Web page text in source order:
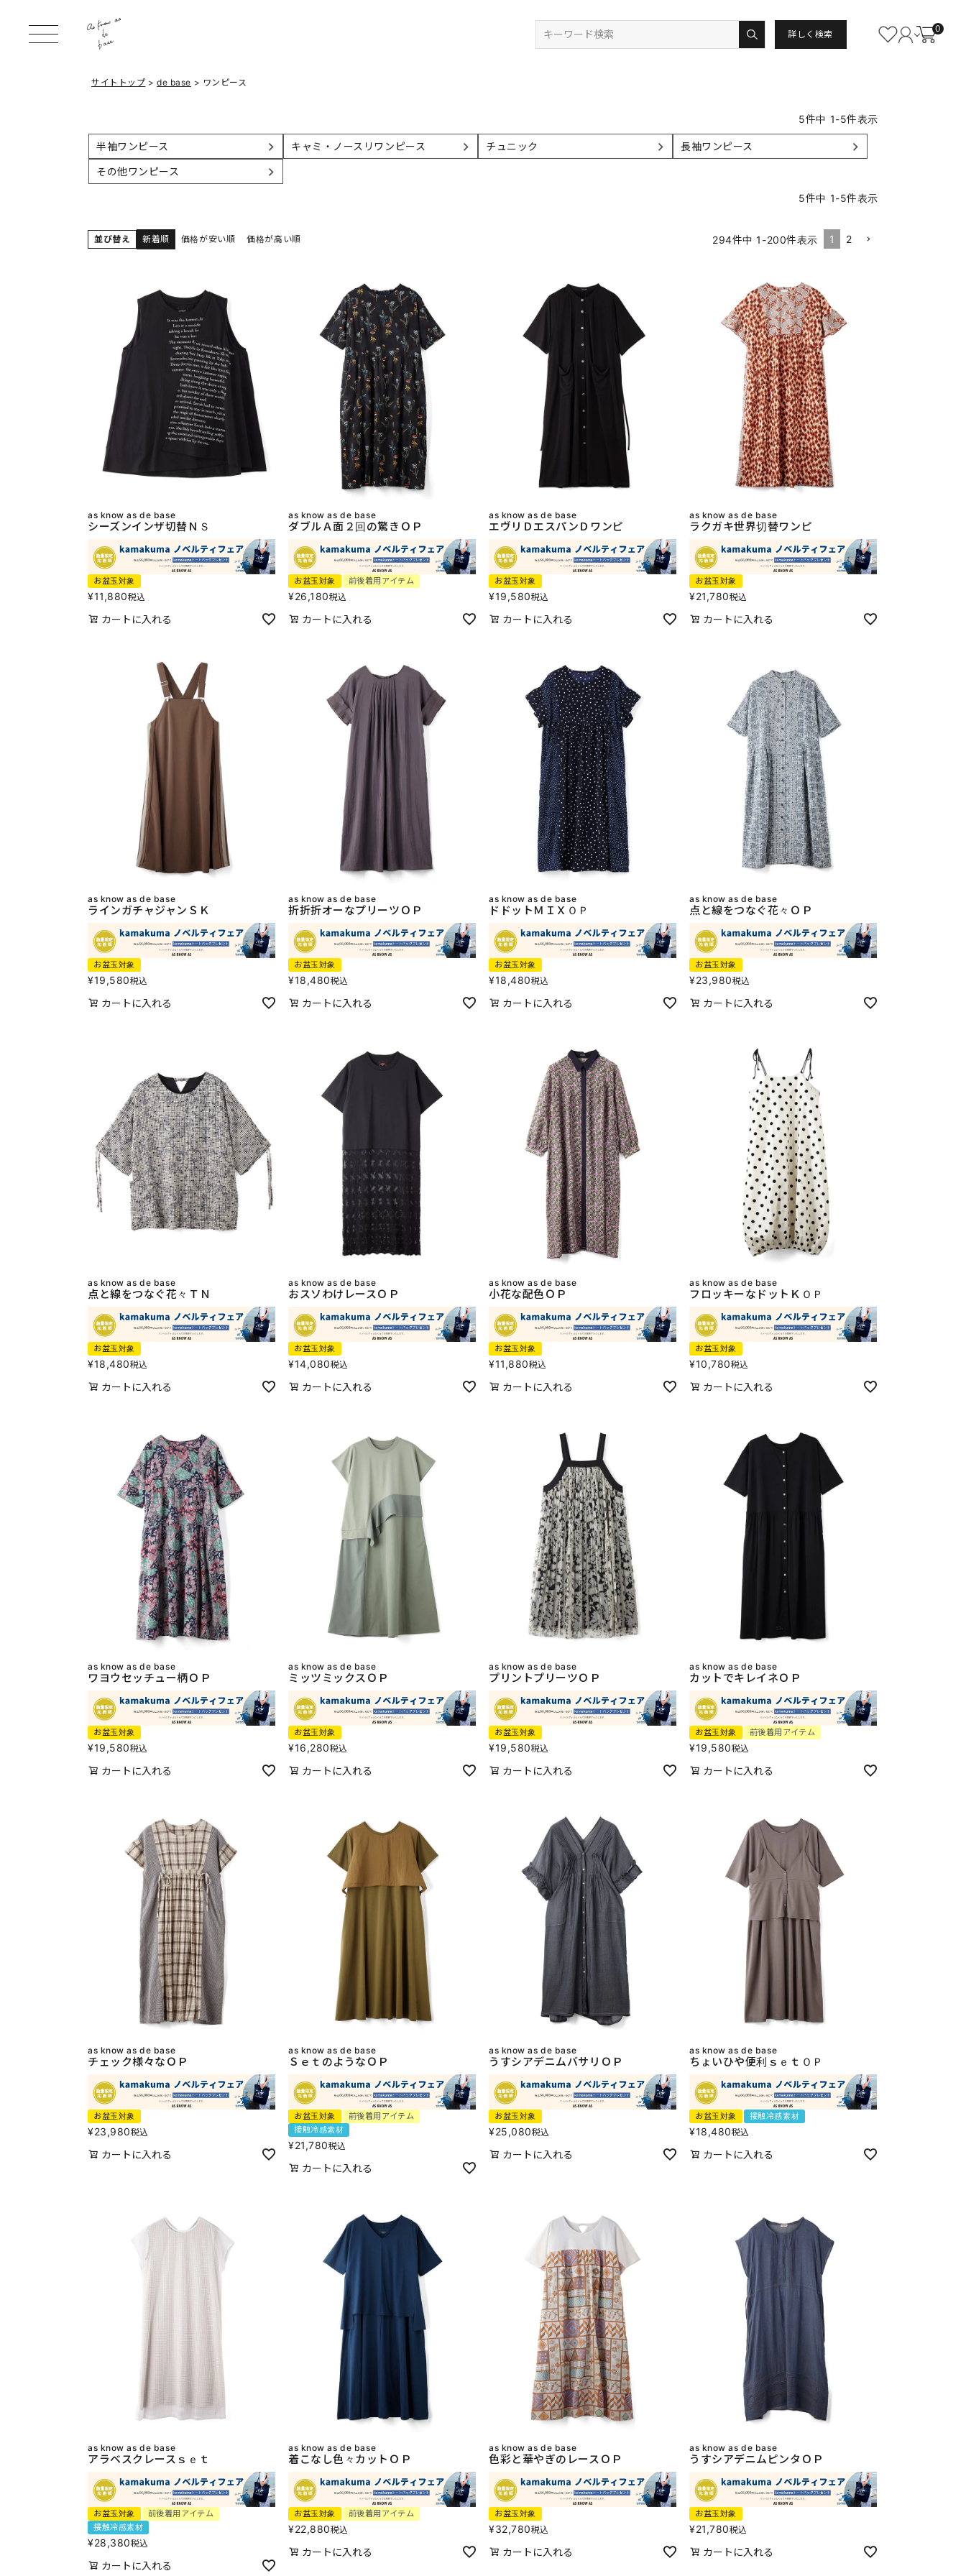
詳しく検索
0
サイトトップ de base ワンピース
5件中 1-5件表示
半袖ワンピース キャミ・ノースリワンピース チュニック 長袖ワンピース
その他ワンピース
5件中 1-5件表示
並び替え 新着順 価格が安い順 価格が高い順 294件中 1 -200件表示 1 2
as know as de base
シーズンインザ切替ＮＳ
お盆玉対象
¥11,880税込
カートに入れる
as know as de base
ダブルＡ面２回の驚きＯＰ
お盆玉対象 前後着用アイテム
¥26,180税込
カートに入れる
as know as de base
エヴリＤエスパンＤワンピ
お盆玉対象
¥19,580税込
カートに入れる
as know as de base
ラクガキ世界切替ワンピ
お盆玉対象
¥21,780税込
カートに入れる
as know as de base
ラインガチャジャンＳＫ
お盆玉対象
¥19,580税込
カートに入れる
as know as de base
折折折オーなプリーツＯＰ
お盆玉対象
¥18,480税込
カートに入れる
as know as de base
ドドットＭＩＸＯＰ
お盆玉対象
¥18,480税込
カートに入れる
as know as de base
点と線をつなぐ花々ＯＰ
お盆玉対象
¥23,980税込
カートに入れる
as know as de base
点と線をつなぐ花々ＴＮ
お盆玉対象
¥18,480税込
カートに入れる
as know as de base
おスソわけレースＯＰ
お盆玉対象
¥14,080税込
カートに入れる
as know as de base
小花な配色ＯＰ
お盆玉対象
¥11,880税込
カートに入れる
as know as de base
フロッキーなドットＫＯＰ
お盆玉対象
¥10,780税込
カートに入れる
as know as de base
ワヨウセッチュー柄ＯＰ
お盆玉対象
¥19,580税込
カートに入れる
as know as de base
ミッツミックスＯＰ
お盆玉対象
¥16,280税込
カートに入れる
as know as de base
プリントプリーツＯＰ
お盆玉対象
¥19,580税込
カートに入れる
as know as de base
カットでキレイネＯＰ
お盆玉対象 前後着用アイテム
¥19,580税込
カートに入れる
as know as de base
チェック様々なＯＰ
お盆玉対象
¥23,980税込
カートに入れる
as know as de base
ＳｅｔのようなＯＰ
お盆玉対象
前後着用アイテム
接触冷感素材
¥21,780税込
カートに入れる
as know as de base
うすシアデニムバサリＯＰ
お盆玉対象
¥25,080税込
カートに入れる
as know as de base
ちょいひや便利ｓｅｔＯＰ
お盆玉対象 接触冷感素材
¥18,480税込
カートに入れる
as know as de base
アラベスクレースｓｅｔ
お盆玉対象
前後着用アイテム
接触冷感素材
¥28,380税込
カートに入れる
as know as de base
着こなし色々カットＯＰ
お盆玉対象 前後着用アイテム
¥22,880税込
カートに入れる
as know as de base
色彩と華やぎのレースＯＰ
お盆玉対象
¥32,780税込
カートに入れる
as know as de base
うすシアデニムピンタＯＰ
お盆玉対象
¥21,780税込
カートに入れる